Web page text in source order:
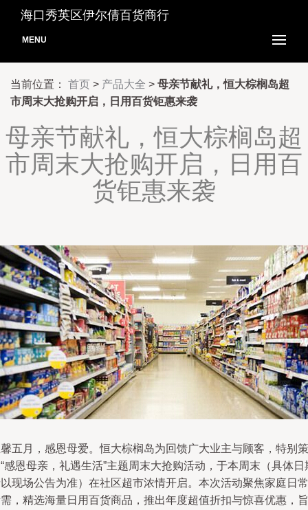
海口秀英区伊尔倩百货商行
MENU
当前位置： 首页 > 产品大全 > 母亲节献礼，恒大棕榈岛超
市周末大抢购开启，日用百货钜惠来袭
母亲节献礼，恒大棕榈岛超
市周末大抢购开启，日用百
货钜惠来袭
五月，感恩母爱。恒大棕榈岛为回馈广大业主与顾客，特别策
感恩母亲，礼遇生活”主题周末大抢购活动，于本周末（具体日
现场公告为准）在社区超市浓情开启。本次活动聚焦家庭日常
，精选海量日用百货商品，推出年度超值折扣与惊喜优惠，旨